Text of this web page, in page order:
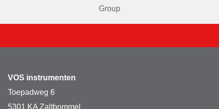
Group
VOS instrumenten
Toepadweg 6
5301 KA Zaltbommel